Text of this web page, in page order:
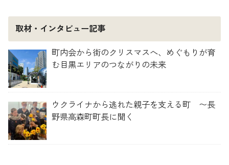
取材・インタビュー記事
町内会から街のクリスマスへ、めぐもりが育
む目黒エリアのつながりの未来
ウクライナから逃れた親子を支える町 〜長
野県高森町町長に聞く